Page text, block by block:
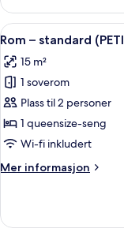
–
superior
(CHIC)
Åpne
alle
bildene
av
Rom
–
standard
7
Rom – standard
15 m²
1 soverom
Plass til 2 personer
1 queensize-seng
Wi-fi inkludert
Mer informasjon
Mer
–